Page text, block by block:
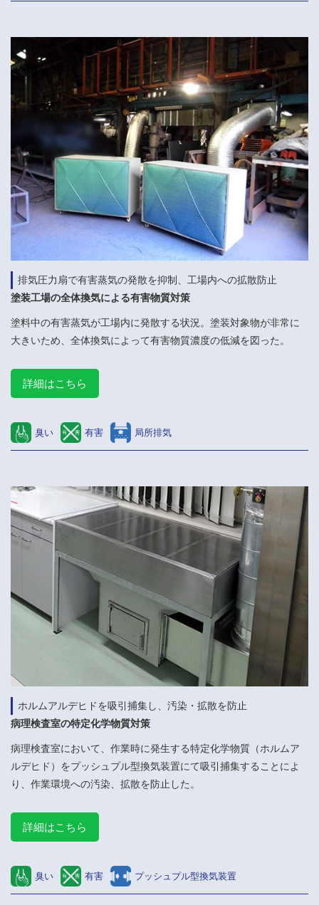
排気圧力扇で有害蒸気の発散を抑制、工場内への拡散防止
塗装工場の全体換気による有害物質対策
塗料中の有害蒸気が工場内に発散する状況。塗装対象物が非常に
大きいため、全体換気によって有害物質濃度の低減を図った。
詳細はこちら
臭い 有害 局所排気
ホルムアルデヒドを吸引捕集し、汚染・拡散を防止
病理検査室の特定化学物質対策
病理検査室において、作業時に発生する特定化学物質（ホルムア
ルデヒド）をプッシュプル型換気装置にて吸引捕集することによ
り、作業環境への汚染、拡散を防止した。
詳細はこちら
臭い 有害 プッシュプル型換気装置